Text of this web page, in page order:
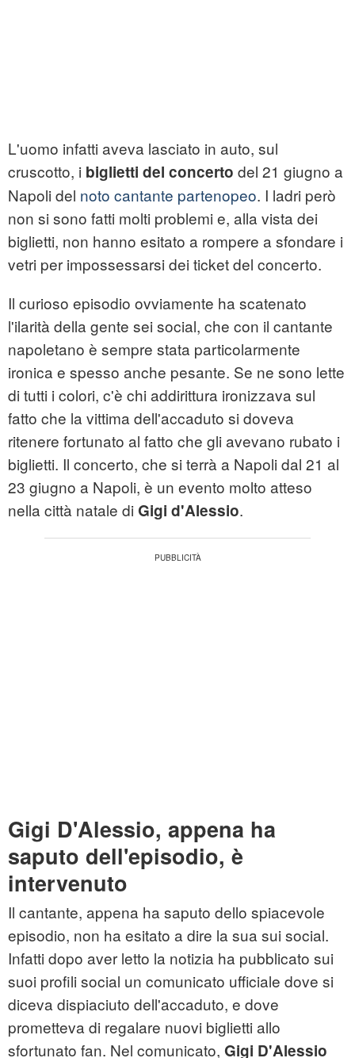
L'uomo infatti aveva lasciato in auto, sul
cruscotto, i biglietti del concerto del 21 giugno a
Napoli del noto cantante partenopeo. I ladri però
non si sono fatti molti problemi e, alla vista dei
biglietti, non hanno esitato a rompere a sfondare i
vetri per impossessarsi dei ticket del concerto.
Il curioso episodio ovviamente ha scatenato
l'ilarità della gente sei social, che con il cantante
napoletano è sempre stata particolarmente
ironica e spesso anche pesante. Se ne sono lette
di tutti i colori, c'è chi addirittura ironizzava sul
fatto che la vittima dell'accaduto si doveva
ritenere fortunato al fatto che gli avevano rubato i
biglietti. Il concerto, che si terrà a Napoli dal 21 al
23 giugno a Napoli, è un evento molto atteso
nella città natale di Gigi d'Alessio.
Gigi D'Alessio, appena ha
saputo dell'episodio, è
intervenuto
Il cantante, appena ha saputo dello spiacevole
episodio, non ha esitato a dire la sua sui social.
Infatti dopo aver letto la notizia ha pubblicato sui
suoi profili social un comunicato ufficiale dove si
diceva dispiaciuto dell'accaduto, e dove
prometteva di regalare nuovi biglietti allo
sfortunato fan. Nel comunicato, Gigi D'Alessio